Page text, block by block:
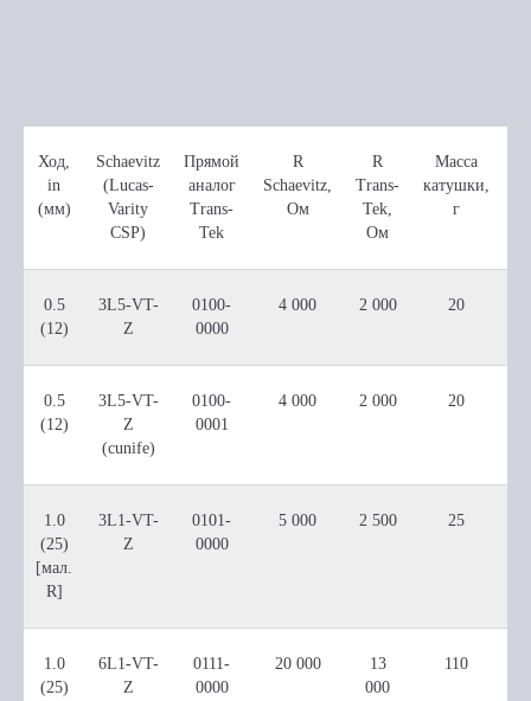
Ход,
in
(мм)
Schaevitz
(Lucas-
Varity
CSP)
Прямой
аналог
Trans-
Tek
R
Schaevitz,
Ом
R
Trans-
Tek,
Ом
Масса
катушки,
г
0.5
(12)
3L5-VT-
Z
0100-
0000
4 000 2 000 20
0.5
(12)
3L5-VT-
Z
(cunife)
0100-
0001
4 000 2 000 20
1.0
(25)
[мал.
R]
3L1-VT-
Z
0101-
0000
5 000 2 500 25
1.0
(25)
6L1-VT-
Z
0111-
0000
20 000
13
000
110